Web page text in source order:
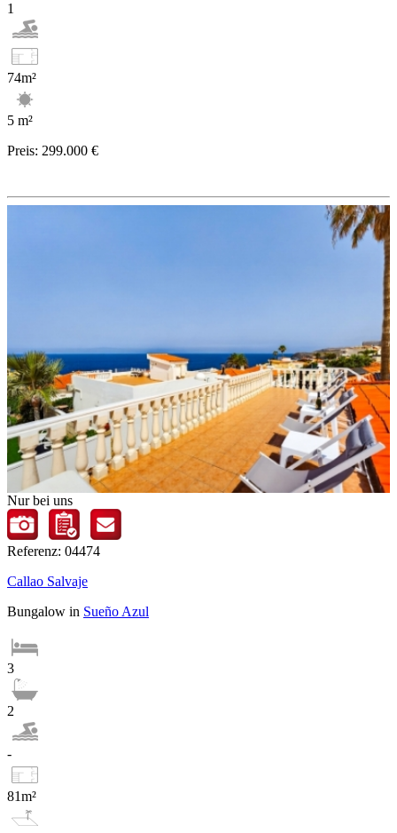
1
74m²
5 m²
Preis: 299.000 €
Nur bei uns
Referenz: 04474
Callao Salvaje
Bungalow in Sueño Azul
3
2
-
81m²